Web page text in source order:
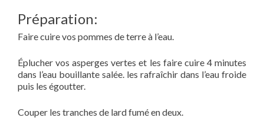
Préparation:
Faire cuire vos pommes de terre à l’eau.
Éplucher vos asperges vertes et les faire cuire 4 minutes
dans l’eau bouillante salée. les rafraîchir dans l’eau froide
puis les égoutter.
Couper les tranches de lard fumé en deux.